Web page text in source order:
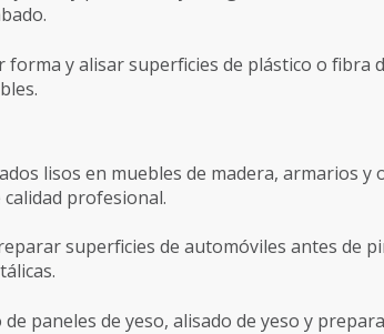
forma y alisar superficies de plástico o fibra
lisos en muebles de madera, armarios y
profesional.
superficies de automóviles antes de
paneles de yeso, alisado de yeso y